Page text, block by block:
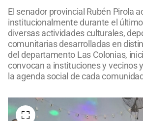
El senador provincial Rubén Pirola
institucionalmente durante el
diversas actividades culturales,
comunitarias desarrolladas en
del departamento Las Colonias,
convocan a instituciones y vecinos
la agenda social de cada